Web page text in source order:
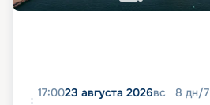
17:0023 августа 2026вс 8 дн/7